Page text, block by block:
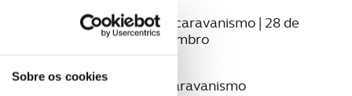
Sobre os cookies
5º encontro ACP Autocaravanismo | 28 de
novembro a 1 de dezembro
16 OUTUBRO 2024
Encontros ACP Autocaravanismo